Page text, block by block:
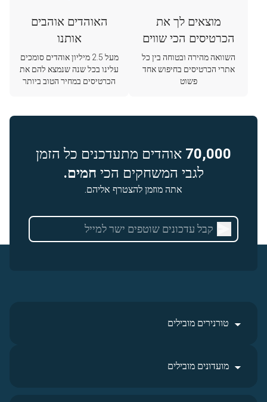
מוצאים לך את
הכרטיסים הכי שווים
השוואה מהירה ובטוחה בין כל
אתרי הכרטיסים בחיפוש אחד
פשוט
האוהדים אוהבים
אותנו
מעל 2.5 מיליון אוהדים סומכים
עלינו בכל שנה שנמצא להם את
הכרטיסים במחיר הטוב ביותר
70,000 אוהדים מתעדכנים כל הזמן
לגבי המשחקים הכי חמים.
אתה מוזמן להצטרף אליהם.
טורנירים מובילים
מועדונים מובילים